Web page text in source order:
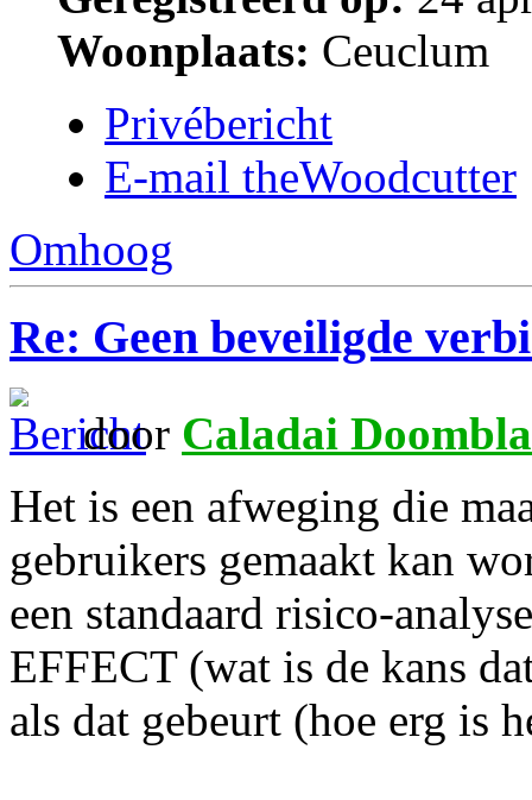
Woonplaats: Ceuclum
Privébericht
E-mail theWoodcutter
Omhoog
Re: Geen beveiligde
door Caladai
Het is een afweging die
gebruikers gemaakt kan
een standaard risico-
EFFECT (wat is de kans
als dat gebeurt (hoe erg is